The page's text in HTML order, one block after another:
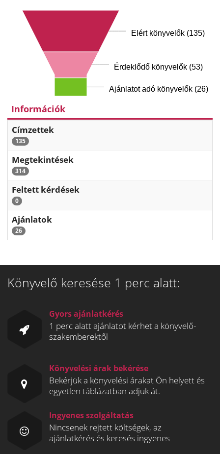
Elért könyvelők (135)
Érdeklődő könyvelők (53)
Ajánlatot adó könyvelők (26)
Információk
Címzettek
135
Megtekintések
314
Feltett kérdések
0
Ajánlatok
26
Könyvelő keresése 1 perc alatt:
Gyors ajánlatkérés
1 perc alatt ajánlatot kérhet a könyvelő-
szakemberektől
Könyvelési árak bekérése
Bekérjük a könyvelési árakat Ön helyett és
egyetlen táblázatban adjuk át.
Ingyenes szolgáltatás
Nincsenek rejtett költségek, az
ajánlatkérés és keresés ingyenes